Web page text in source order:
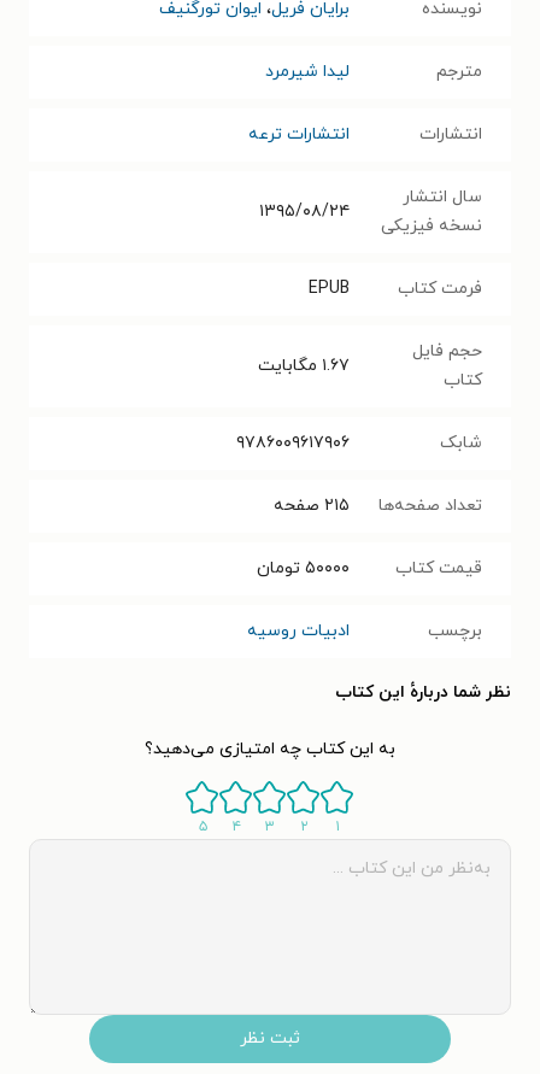
نویسنده برایان فریل، ایوان تورگنیف
مترجم لیدا شیرمرد
انتشارات انتشارات ترعه
سال انتشار
نسخه فیزیکی
۱۳۹۵/۰۸/۲۴
فرمت کتاب EPUB
حجم فایل
کتاب
۱.۶۷ مگابایت
شابک ۹۷۸۶۰۰۹۶۱۷۹۰۶
تعداد صفحه‌ها ۲۱۵ صفحه
قیمت کتاب ۵۰۰۰۰ تومان
برچسب ادبیات روسیه
نظر شما دربارهٔ این کتاب
به این کتاب چه امتیازی می‌دهید؟
۱ ۲ ۳ ۴ ۵
ثبت نظر